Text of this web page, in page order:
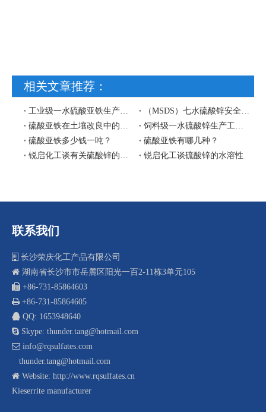
相关文章推荐：
硫酸亚铁多少钱一吨？
硫酸亚铁有哪几种？
锐启化工谈硫酸锌的水溶性
联系我们
 长沙荣庆化工产品有限公司
 湖南省长沙市市岳麓区阳光一百2-11栋3单元105
 +86-731-85864603
 +86-731-85864605
 QQ: 1653948640
 Skype: thunder.tang@hotmail.com
 info@rqsulfates.com
thunder.tang@hotmail.com
 Website: http://www.rqsulfates.cn
Kieserrite manufacturer